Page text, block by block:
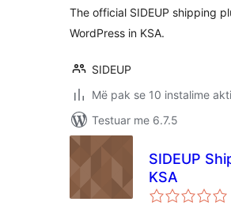
The official SIDEUP shipping
WordPress in KSA.
SIDEUP
Më pak se 10 instalime
Testuar me 6.7.5
SIDEUP
KSA